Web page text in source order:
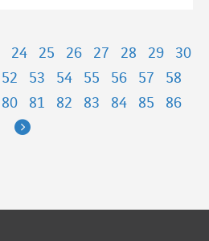
24 25 26 27 28 29
30
52 53 54 55 56 57
58
80 81 82 83 84 85
86
Next